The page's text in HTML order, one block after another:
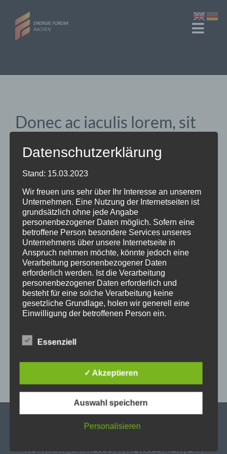
Inhalt
springen
Über Uns
Donec ac iaculis lorem, sit
venenatis tellus.
Mauris finibus eros eu orci iaculis laoreet. In
accumsan nulla ut sagittis tristique. Morbi a
sollicitudin dui, quis tincidunt purus. Pellentesque eu
lacinia lacus. Vestibulum tincidunt erat ac massa
gravida accumsan. Suspendisse finibus commodo
arcu, sed dapibus enim tincidunt in. Suspendisse
pretium mollis ex, ut auctor neque pellentesque a.
Morbi vel cursus odio, at interdum lorem.
Pellentesque vitae eros sapien.
Datenschutzerklärung
Stand: 15.03.2023
Wir freuen uns sehr über Ihr Interesse an unserem
Unternehmen. Eine Nutzung der Internetseiten ist
grundsätzlich ohne jede Angabe
personenbezogener Daten möglich. Sofern eine
betroffene Person besondere Services unseres
Unternehmens über unsere Internetseite in
Anspruch nehmen möchte, könnte jedoch eine
Verarbeitung personenbezogener Daten
erforderlich werden. Ist die Verarbeitung
personenbezogener Daten erforderlich und
besteht für eine solche Verarbeitung keine
gesetzliche Grundlage, holen wir generell eine
Einwilligung der betroffenen Person ein.
beispielsweise des Namens, der Anschrift, E-Mail-
Person, erfolgt stets im Einklang mit der
Datenschutz-Grundverordnung und in
Übereinstimmung mit den für uns geltenden
landesspezifischen Datenschutzbestimmungen.
Mittels dieser Datenschutzerklärung möchte unser
Unternehmen die Öffentlichkeit über Art, Umfang
und Zweck der von uns erhobenen, genutzten und
Essenziell
✓ Akzeptieren
Auswahl speichern
Personalisieren